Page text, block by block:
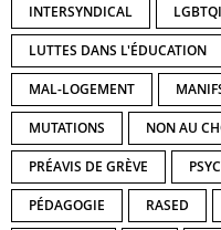
INTERSYNDICAL LGBTQI
LUTTES DANS L'ÉDUCATION
MAL-LOGEMENT
MUTATIONS NON AU
PRÉAVIS DE GRÈVE
PÉDAGOGIE RASED